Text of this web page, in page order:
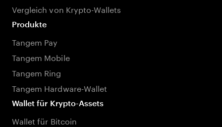
Vergleich von Krypto-Wallets
Produkte
Tangem Pay
Tangem Mobile
Tangem Ring
Tangem Hardware-Wallet
Wallet für Krypto-Assets
Wallet für Bitcoin